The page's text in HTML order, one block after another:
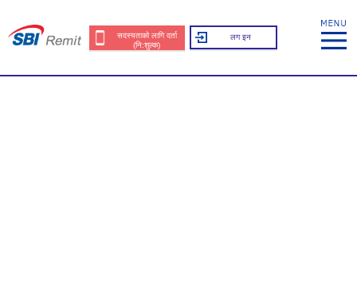
सदस्यताको लागि दर्ता
(नि:शुल्क)
लग इन